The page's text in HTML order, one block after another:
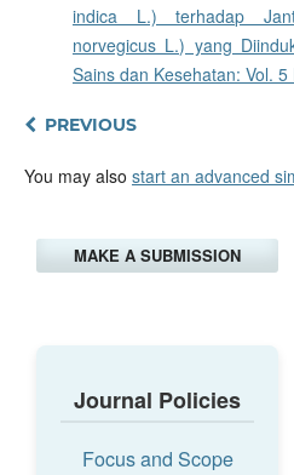
indica L.) terhadap
norvegicus L.) yang
Sains dan Kesehatan: Vol.
PREVIOUS
You may also start an advanced
MAKE A SUBMISSION
Journal Policies
Focus and Scope